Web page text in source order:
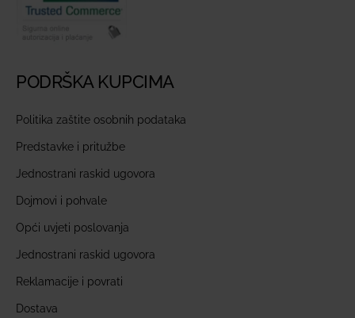
PODRŠKA KUPCIMA
Politika zaštite osobnih podataka
Predstavke i pritužbe
Jednostrani raskid ugovora
Dojmovi i pohvale
Opći uvjeti poslovanja
Jednostrani raskid ugovora
Reklamacije i povrati
Dostava